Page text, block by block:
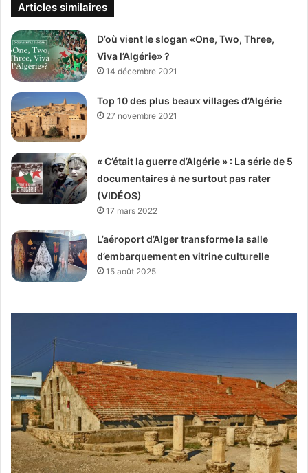
Articles similaires
D’où vient le slogan «One, Two, Three,
Viva l’Algérie» ?
14 décembre 2021
Top 10 des plus beaux villages d’Algérie
27 novembre 2021
« C’était la guerre d’Algérie » : La série de 5
documentaires à ne surtout pas rater
(VIDÉOS)
17 mars 2022
L’aéroport d’Alger transforme la salle
d’embarquement en vitrine culturelle
15 août 2025